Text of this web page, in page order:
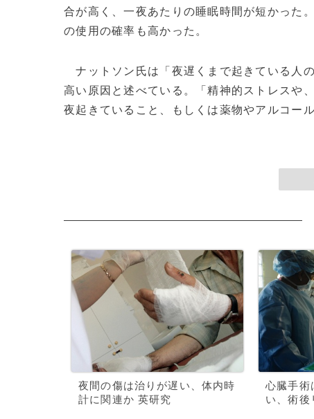
合が高く、一夜あたりの睡眠時間が短かった
の使用の確率も高かった。
ナットソン氏は「夜遅くまで起きている人
高い原因と述べている。「精神的ストレスや
夜起きていること、もしくは薬物やアルコー
夜間の傷は治りが遅い、体内時
計に関連か 英研究
心臓手術
い、術